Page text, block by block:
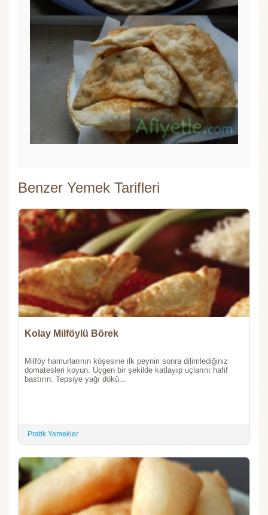
Benzer Yemek Tarifleri
Kolay Milföylü Börek
Milföy hamurlarının köşesine ilk peyniri sonra dilimlediğiniz
domatesleri koyun. Üçgen bir şekilde katlayıp uçlarını hafif
bastırın. Tepsiye yağı dökü...
Pratik Yemekler